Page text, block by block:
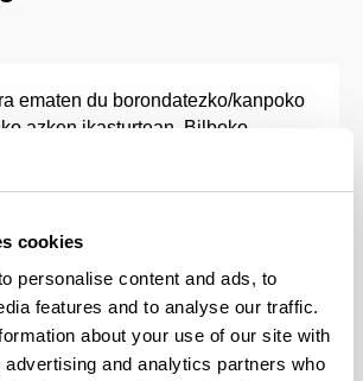
cookies
personalise content and ads, to
features and to analyse our traffic.
about your use of our site with
and analytics partners who
ematen du borondatezko/kanpoko
azken ikasturtean, Bilboko
lankidetzan dauden 500
eskuratzeaz gain, zure
hasierarako aukera ere